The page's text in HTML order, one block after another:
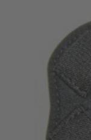
können
der